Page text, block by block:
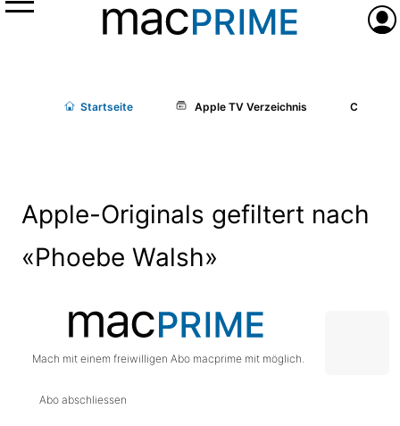
Menü
Startseite Apple TV Verzeichnis Cast/
Apple-Originals gefiltert nach
«Phoebe Walsh»
Mach mit einem freiwilligen Abo macprime mit möglich.
Abo abschliessen